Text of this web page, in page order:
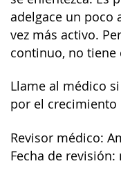
adelgace un poco
vez más activo.
continuo, no tiene
Llame al médico
por el crecimiento
Revisor médico:
Fecha de revisión: